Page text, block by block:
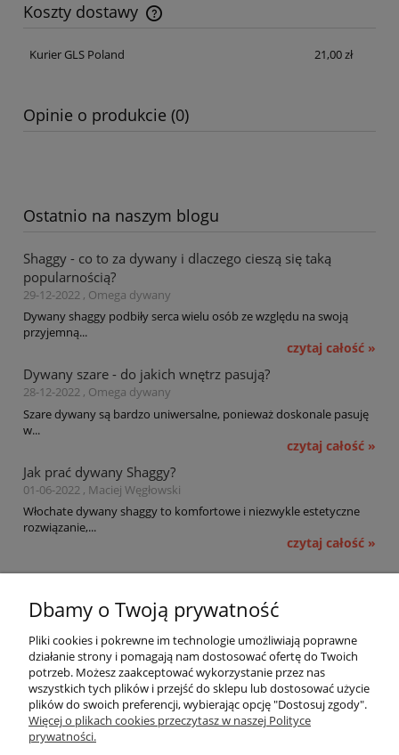
Koszty dostawy
Cena nie zawiera ewentualnych kosztów płatności
Kurier GLS Poland
21,00 zł
Opinie o produkcie (0)
Ostatnio na naszym blogu
Shaggy - co to za dywany i dlaczego cieszą się taką
popularnością?
29-12-2022 , Omega dywany
Dywany shaggy podbiły serca wielu osób ze względu na swoją
przyjemną...
czytaj całość »
Dywany szare - do jakich wnętrz pasują?
28-12-2022 , Omega dywany
Szare dywany są bardzo uniwersalne, ponieważ doskonale pasuję
w...
czytaj całość »
Jak prać dywany Shaggy?
01-06-2022 , Maciej Węgłowski
Włochate dywany shaggy to komfortowe i niezwykle estetyczne
rozwiązanie,...
czytaj całość »
Płatności i dostawa
Informacje
Dbamy o Twoją prywatność
Pliki cookies i pokrewne im technologie umożliwiają poprawne
działanie strony i pomagają nam dostosować ofertę do Twoich
potrzeb. Możesz zaakceptować wykorzystanie przez nas
wszystkich tych plików i przejść do sklepu lub dostosować użycie
plików do swoich preferencji, wybierając opcję "Dostosuj zgody".
Więcej o plikach cookies przeczytasz w naszej Polityce
prywatności.